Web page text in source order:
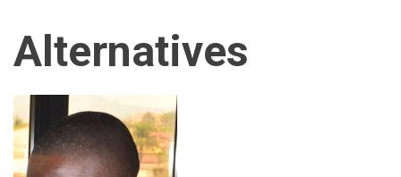
D'ARIANE
Alternatives
Image